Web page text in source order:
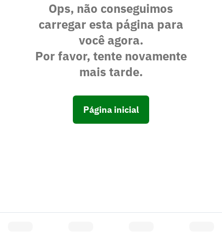
Ops, não conseguimos
carregar esta página para
você agora.
Por favor, tente novamente
mais tarde.
Página inicial